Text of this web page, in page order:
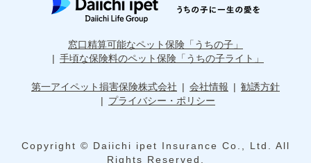
窓口精算可能なペット保険「うちの子」
手頃な保険料のペット保険「うちの子ライト」
第一アイペット損害保険株式会社 会社情報
勧誘方針
プライバシー・ポリシー
Copyright © Daiichi ipet Insurance Co., Ltd. All
Rights Reserved.